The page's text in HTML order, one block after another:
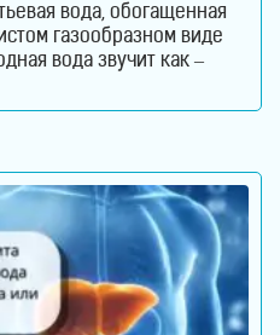
вода, обогащенная
газообразном виде
вода звучит как –
вступают в химическую